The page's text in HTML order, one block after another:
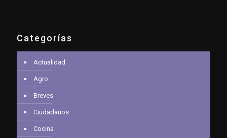
Categorías
Actualidad
Agro
Breves
Ciudadanos
Cocina